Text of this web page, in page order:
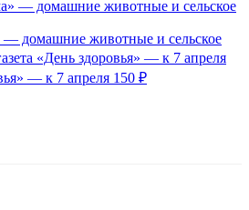
домашние животные и сельское
— к 7 апреля 150 ₽